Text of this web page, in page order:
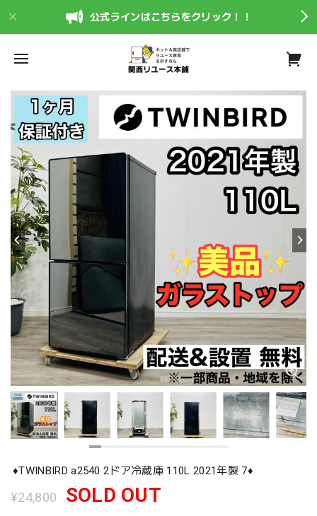
公式ラインはこちらをクリック！！
♦️TWINBIRD a2540 2ドア冷蔵庫 110L 2021年製 7♦️
¥24,800 SOLD OUT